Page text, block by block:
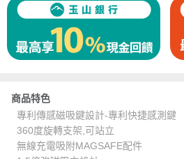
商品特色
專利傳感磁吸鍵設計-專利快捷感測鍵
360度旋轉支架,可站立
無線充電吸附MAGSAFE配件